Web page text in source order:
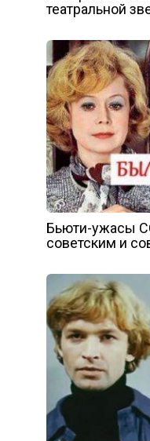
театральной
Бьюти-ужасы
советским и